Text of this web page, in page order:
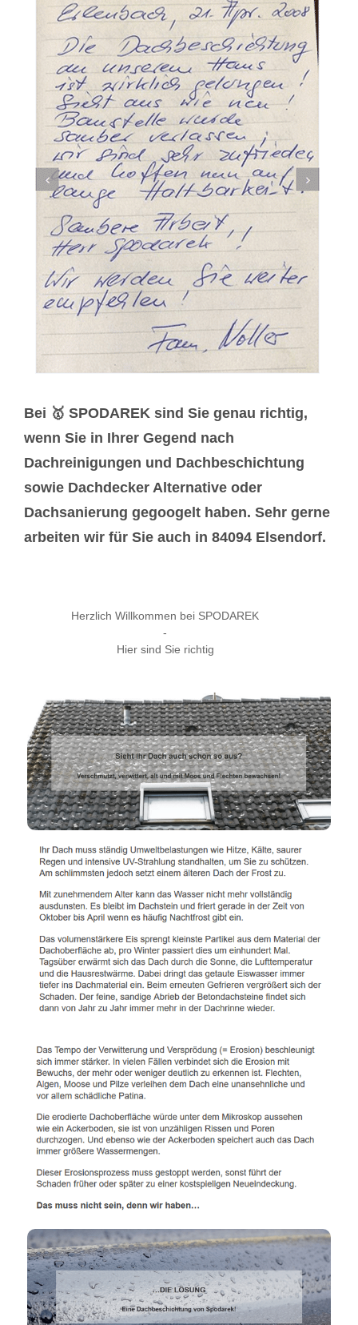
Bei 🥇 SPODAREK sind Sie genau richtig,
wenn Sie in Ihrer Gegend nach
Dachreinigungen und Dachbeschichtung
sowie Dachdecker Alternative oder
Dachsanierung gegoogelt haben. Sehr gerne
arbeiten wir für Sie auch in 84094 Elsendorf.
Herzlich Willkommen bei SPODAREK
-
Hier sind Sie richtig